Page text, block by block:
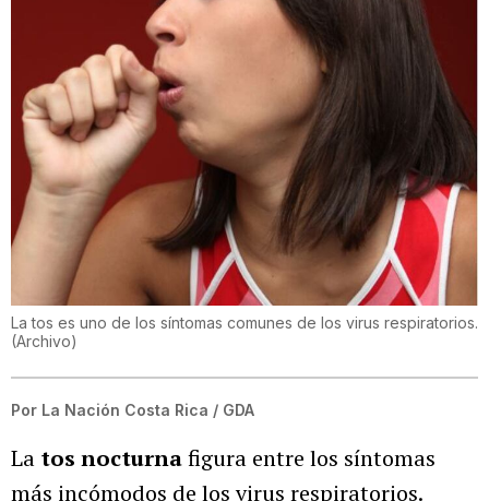
La tos es uno de los síntomas comunes de los virus respiratorios.
(Archivo)
Por La Nación Costa Rica / GDA
La tos nocturnafigura entre los síntomas
más incómodos de los virus respiratorios.